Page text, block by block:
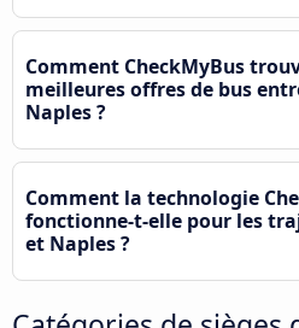
Comment CheckMyBus
meilleures offres de bus
Naples ?
Comment la technologie
fonctionne-t-elle pour les
et Naples ?